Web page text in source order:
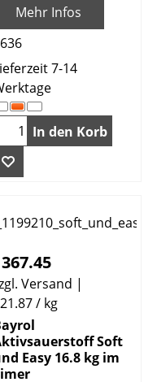
Mehr Infos
7-14
In den Korb
367.45
Versand
/ kg
Soft
Easy 16.8 kg im